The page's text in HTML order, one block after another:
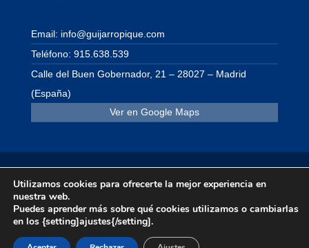
Email: info@guijarropique.com
Teléfono: 915.638.539
Calle del Buen Gobernador, 21 – 28027 – Madrid
(España)
Ver en Google Maps
© 2026 Grupo Guijarro Pique. Todos los derechos
reservados. ·info@guijarropique.com·
Utilizamos cookies para ofrecerte la mejor experiencia en
nuestra web.
Puedes aprender más sobre qué cookies utilizamos o cambiarlas
en los {setting]ajustes{/setting].